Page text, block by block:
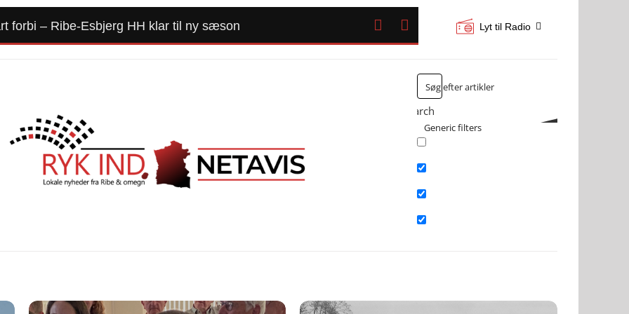
forbi – Ribe-Esbjerg HH klar til ny sæson   Lyt til Radio
Search
Generic filters